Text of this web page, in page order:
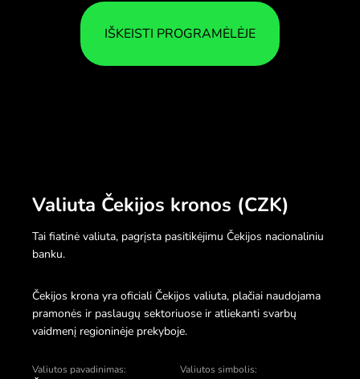
IŠKEISTI PROGRAMĖLĖJE
Valiuta Čekijos kronos (CZK)
Tai fiatinė valiuta, pagrįsta pasitikėjimu Čekijos nacionaliniu
banku.
Čekijos krona yra oficiali Čekijos valiuta, plačiai naudojama
pramonės ir paslaugų sektoriuose ir atliekanti svarbų
vaidmenį regioninėje prekyboje.
Valiutos pavadinimas: Valiutos simbolis: